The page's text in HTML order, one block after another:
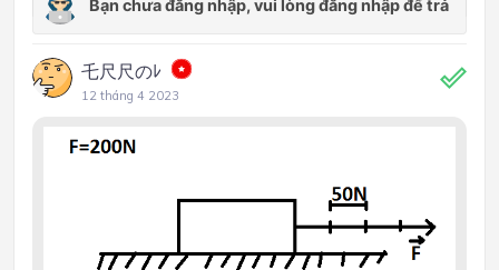
乇尺尺のﾚ
12 tháng 4 2023